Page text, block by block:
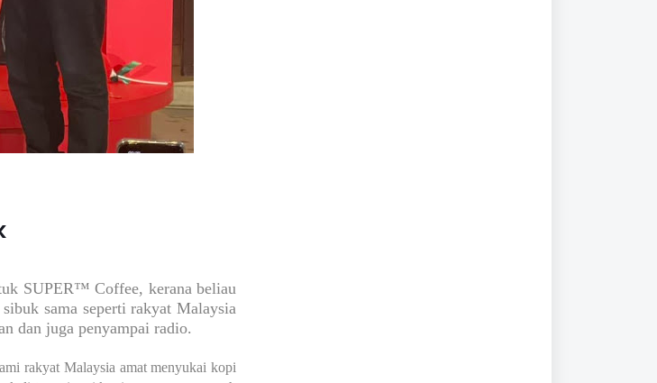
SUPER™ Coffee, kerana beliau
sama seperti rakyat Malaysia
dan juga penyampai radio.
rakyat Malaysia amat menyukai kopi